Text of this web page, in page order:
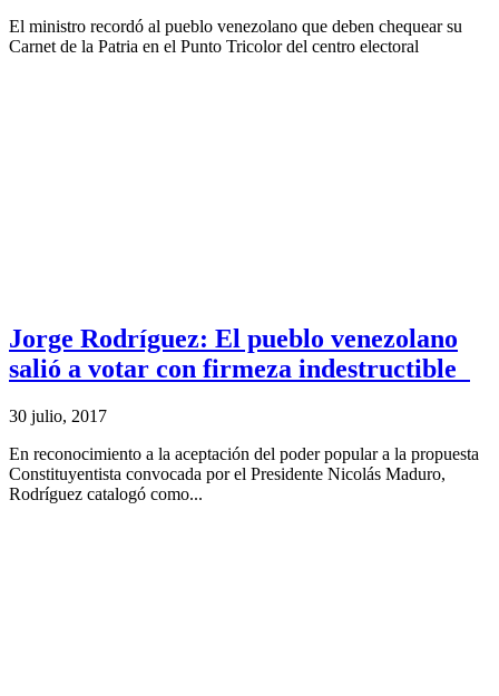
El ministro recordó al pueblo venezolano que deben chequear su
Carnet de la Patria en el Punto Tricolor del centro electoral
Jorge Rodríguez: El pueblo venezolano
salió a votar con firmeza indestructible
30 julio, 2017
En reconocimiento a la aceptación del poder popular a la propuesta
Constituyentista convocada por el Presidente Nicolás Maduro,
Rodríguez catalogó como...